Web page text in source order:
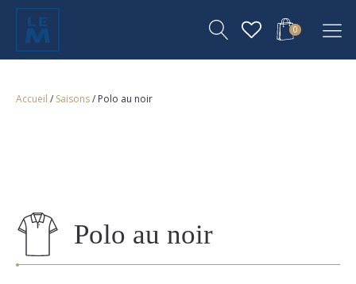
0
Accueil / Saisons/ Polo au noir
Polo au noir